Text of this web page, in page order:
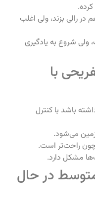
رالی بزند، ولی اغلب
شروع به یادگیری
تفریحی با
باشد با کنترل
زمین می‌شود.
چون راحت‌تر است.
مشکل دارد.
متوسط در حال